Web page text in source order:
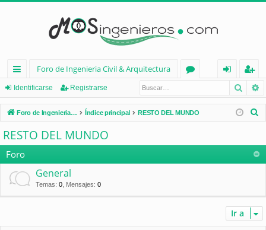
nl
ac
es
rá
pi
d
os
Foro de Ingenieria Civil & Arquitectura
os
nt
ifi
eg
ist
ra
Identificarse Registrarse
Foro de Ingenieria Civil & Arquitectura Índice principal RESTO DEL MUNDO
a
RESTO DEL MUNDO
Foro
General
Temas: 0 Mensajes: 0
Ir a